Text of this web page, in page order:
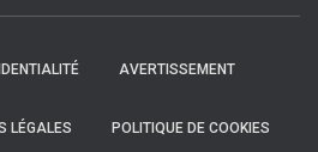
AVERTISSEMENT
LÉGALES POLITIQUE DE COOKIES